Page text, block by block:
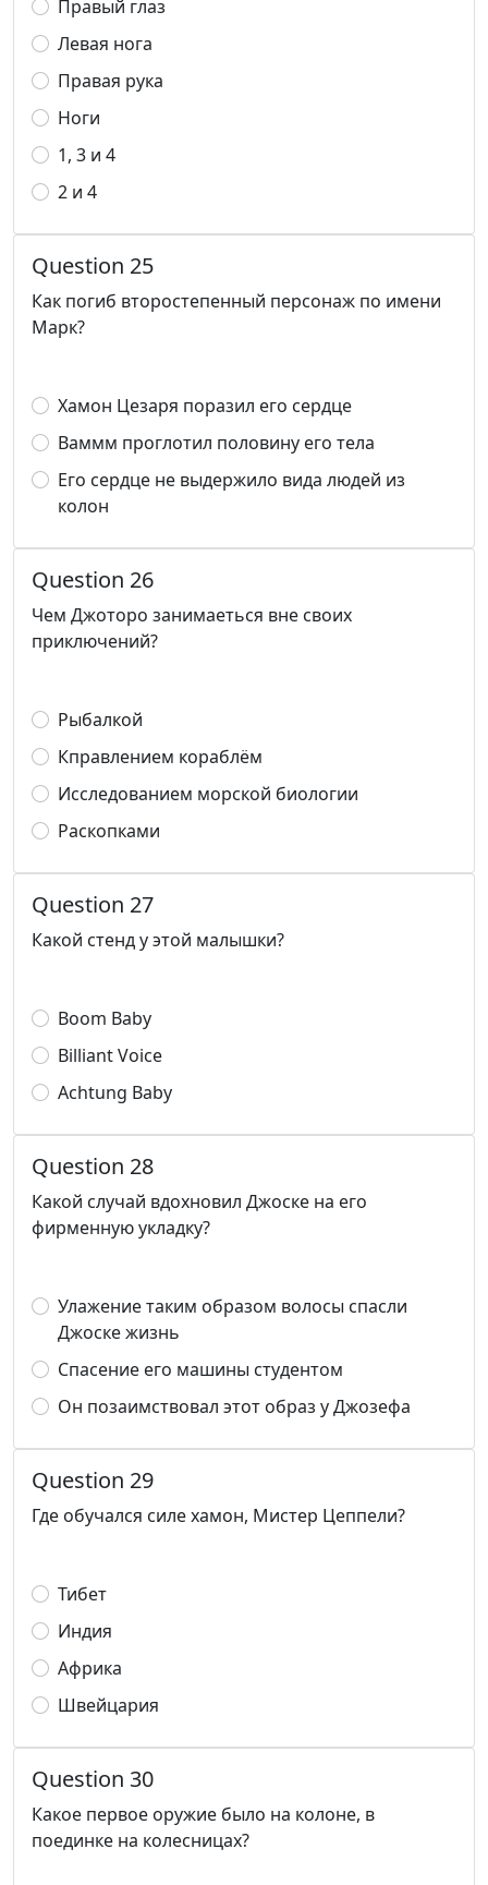
Правый глаз
Левая нога
Правая рука
Ноги
1, 3 и 4
2 и 4
Question 25
Как погиб второстепенный персонаж по имени
Марк?
Хамон Цезаря поразил его сердце
Ваммм проглотил половину его тела
Его сердце не выдержило вида людей из
колон
Question 26
Чем Джоторо занимаеться вне своих
приключений?
Рыбалкой
Кправлением кораблём
Исследованием морской биологии
Раскопками
Question 27
Какой стенд у этой малышки?
Boom Baby
Billiant Voice
Achtung Baby
Question 28
Какой случай вдохновил Джоске на его
фирменную укладку?
Улажение таким образом волосы спасли
Джоске жизнь
Спасение его машины студентом
Он позаимствовал этот образ у Джозефа
Question 29
Где обучался силе хамон, Мистер Цеппели?
Тибет
Индия
Африка
Швейцария
Question 30
Какое первое оружие было на колоне, в
поединке на колесницах?